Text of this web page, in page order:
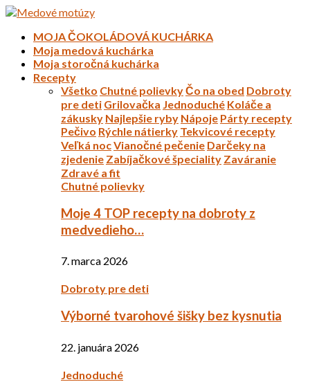
MOJA ČOKOLÁDOVÁ KUCHÁRKA
Moja medová kuchárka
Moja storočná kuchárka
Recepty
Všetko Chutné polievkyČo na obed Dobroty
pre deti Grilovačka Jednoduché Koláče a
zákusky Najlepšie ryby Nápoje Párty recepty
Pečivo Rýchle nátierky Tekvicové recepty
Veľká nocVianočné pečenie Darčeky na
zjedenie Zabíjačkové špeciality Zaváranie
Zdravé a fit
Chutné polievky
Moje 4 TOP recepty na dobroty z
medvedieho…
7. marca 2026
Dobroty pre deti
Výborné tvarohové šišky bez kysnutia
22. januára 2026
Jednoduché